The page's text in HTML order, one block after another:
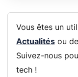
Vous êtes un
Actualitésou de
Suivez-nous
tech !